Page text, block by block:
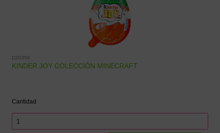
D20350
KINDER JOY COLECCIÓN MINECRAFT
Cantidad